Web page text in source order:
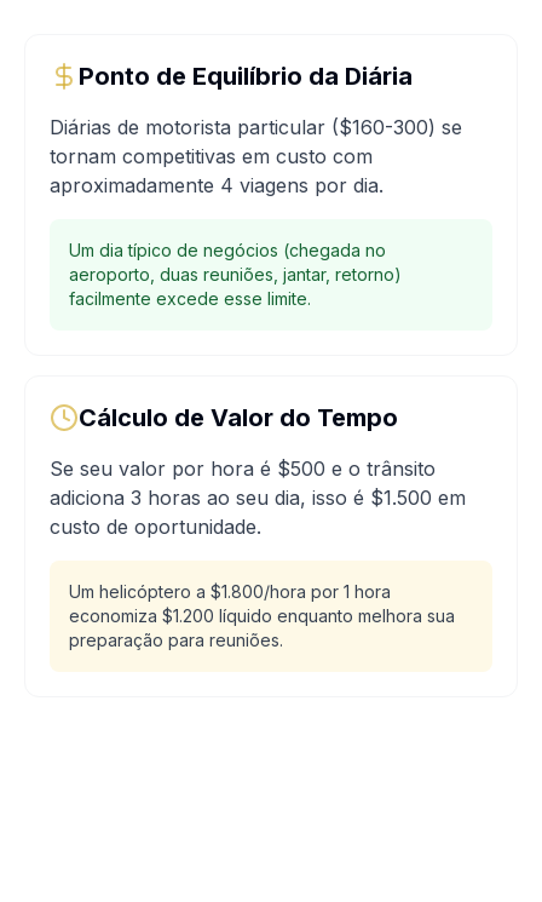
Ponto de Equilíbrio da Diária
Diárias de motorista particular ($160-300) se
tornam competitivas em custo com
aproximadamente 4 viagens por dia.
Um dia típico de negócios (chegada no
aeroporto, duas reuniões, jantar, retorno)
facilmente excede esse limite.
Cálculo de Valor do Tempo
Se seu valor por hora é $500 e o trânsito
adiciona 3 horas ao seu dia, isso é $1.500 em
custo de oportunidade.
Um helicóptero a $1.800/hora por 1 hora
economiza $1.200 líquido enquanto melhora sua
preparação para reuniões.